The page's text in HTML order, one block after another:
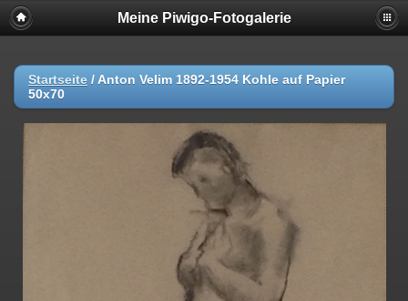
Meine Piwigo-Fotogalerie
Startseite / Anton Velim 1892-1954 Kohle auf Papier
50x70